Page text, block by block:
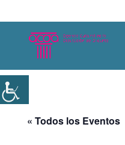
« Todos los Eventos